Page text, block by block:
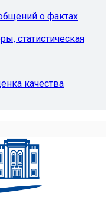
о фактах
статистическая
качества